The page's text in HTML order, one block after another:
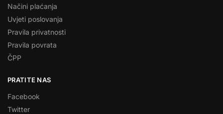
Načini plaćanja
Uvjeti poslovanja
Pravila privatnosti
Pravila povrata
ČPP
PRATITE NAS
Facebook
Twitter